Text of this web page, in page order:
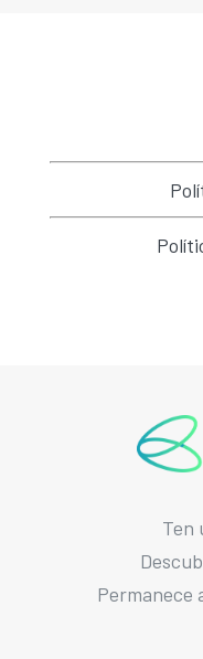
Ten
Permanece